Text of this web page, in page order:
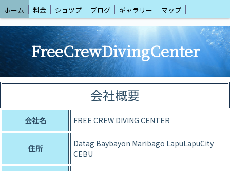
ホーム 料金 ショツプ ブログ ギャラリー マップ
FreeCrewDivingCenter
会社概要
会社名 FREE CREW DIVING CENTER
住所
Datag Baybayon Maribago LapuLapuCity
CEBU